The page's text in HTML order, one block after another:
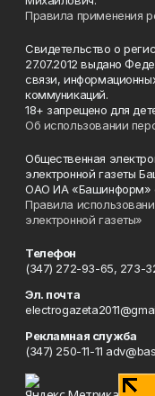
Правила применения
Свидетельство о
27.07.2012 выдано
связи,
коммуникаций.
18+ запрещено для
Об использовании
Общественная
электронной газеты
ОАО ИА «Башинформ»
Правила
электронной газеты»
Телефон
(347) 272-93-65, 273-
Эл. почта
Рекламная служба
(347) 250-11-11